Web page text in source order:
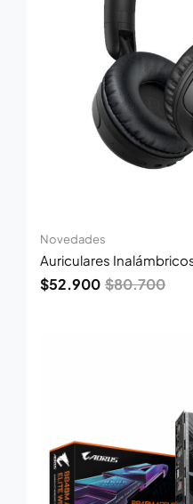
Novedades
Auriculares
$80.700
$52.900